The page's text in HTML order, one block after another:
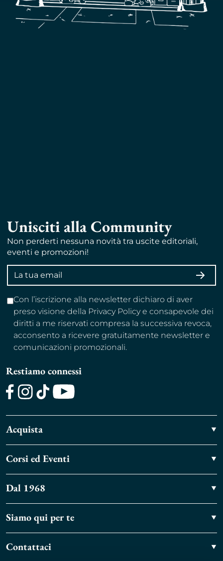
Unisciti alla Community
Non perderti nessuna novità tra uscite editoriali,
eventi e promozioni!
Indirizzo
email
Con l’iscrizione alla newsletter dichiaro di aver
preso visione della Privacy Policy e consapevole dei
diritti a me riservati compresa la successiva revoca,
acconsento a ricevere gratuitamente newsletter e
comunicazioni promozionali.
Restiamo connessi
Acquista
Corsi ed Eventi
Dal 1968
Siamo qui per te
Contattaci